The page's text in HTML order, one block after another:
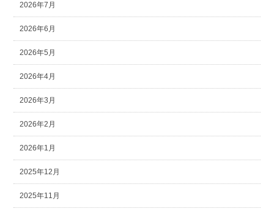
2026年7月
2026年6月
2026年5月
2026年4月
2026年3月
2026年2月
2026年1月
2025年12月
2025年11月